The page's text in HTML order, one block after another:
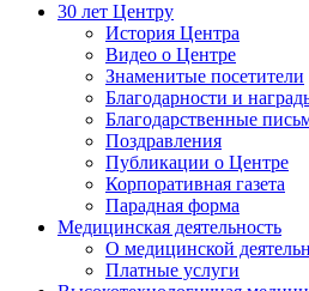
30 лет Центру
История Центра
Видео о Центре
Знаменитые посетители
Благодарности и
Благодарственные
Поздравления
Публикации о Центре
Корпоративная газета
Парадная форма
Медицинская деятельность
О медицинской
Платные услуги